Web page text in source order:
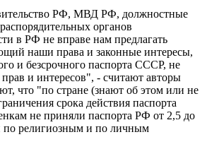
РФ, МВД РФ, должностные
органов
в РФ не вправе нам предлагать
наши права и законные интересы,
и безсрочного паспорта СССР, не
и интересов", - считают авторы
что "по стране (знают об этом или не
срока действия паспорта
не приняли паспорта РФ от 2,5 до
по религиозным и по личным